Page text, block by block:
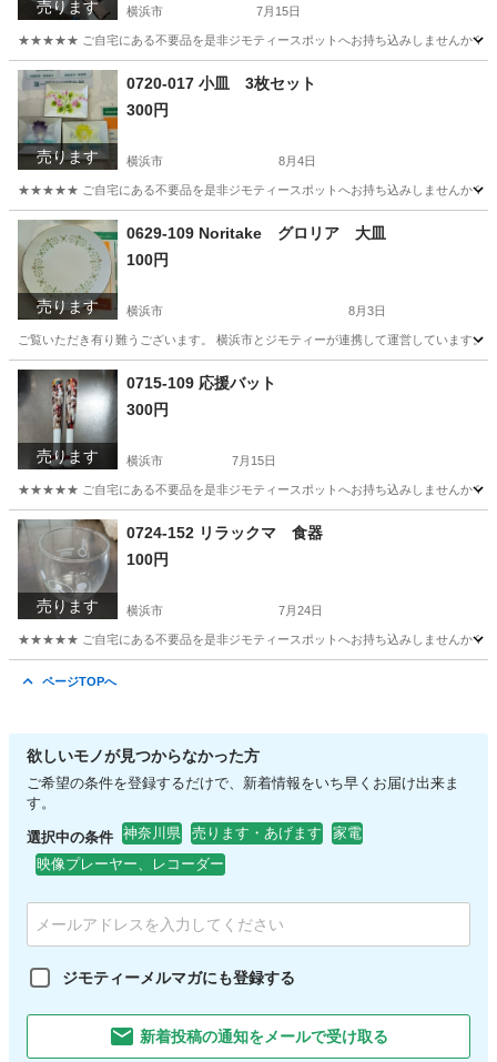
売ります 横浜市 7月15日
★★★★★ ご自宅にある不要品を是非ジモティースポットへお持ち込みしませんか？
神奈川 横浜市 DAIWA
売ります
0720-017 小皿 3枚セット
300円
横浜市 8月4日
★★★★★ ご自宅にある不要品を是非ジモティースポットへお持ち込みしませんか？
神奈川 横浜市
売ります
0629-109 Noritake グロリア 大皿
100円
横浜市 8月3日
ご覧いただき有り難うございます。 横浜市とジモティーが連携して運営していま
神奈川 横浜市 リユース
売ります
0715-109 応援バット
300円
横浜市 7月15日
★★★★★ ご自宅にある不要品を是非ジモティースポットへお持ち込みしませんか？
神奈川 横浜市 バット
売ります
0724-152 リラックマ 食器
100円
横浜市 7月24日
★★★★★ ご自宅にある不要品を是非ジモティースポットへお持ち込みしませんか？
ページTOPへ
欲しいモノが見つからなかった方
ご希望の条件を登録するだけで、新着情報をいち早くお届け出来ま
す。
選択中の条件 神奈川県 売ります・あげます
家電
映像プレーヤー、レコーダー
ジモティーメルマガにも登録する
新着投稿の通知をメールで受け取る